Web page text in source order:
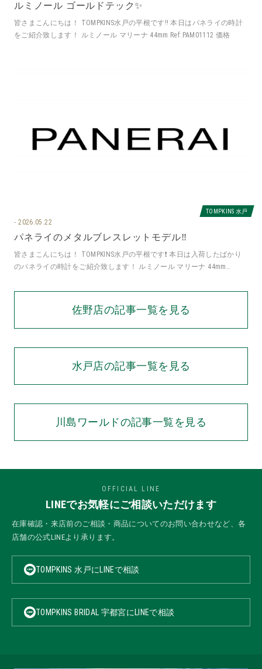
ルミノール ゴールドテック✨
皆さまこんにちは！ TOMPKINS水戸の平根です‼️ 本日はパネライの時計
をご紹介致します！ ルミノール マリーナ 44mm Ref:PAM01112 価格
TOMPKINS 水戸
2026.05.22
パネライのメタルブレスレットモデル‼️
皆さまこんにちは！ TOMPKINS水戸の平根です❗️ 本日は入荷したばかり
のパネライの時計をご紹介致します！ ルミノール マリーナ 44mm
佐野店の記事一覧を見る
水戸店の記事一覧を見る
川島ワールドの記事一覧を見る
OFFICIAL LINE
LINEでお気軽にご相談いただけます
在庫確認・来店前のご相談・商品についてのお問い合わせなど、各
店舗の公式LINEより承ります。
TOMPKINS 水戸にLINEで相談
TOMPKINS BRIDAL 宇都宮にLINEで相談